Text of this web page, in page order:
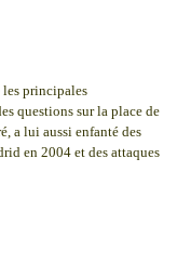
principales
questions sur la place de
a lui aussi enfanté des
en 2004 et des attaques